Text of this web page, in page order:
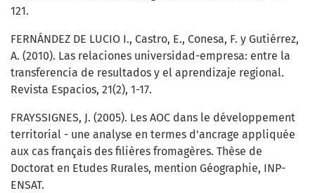
121.
FERNÁNDEZ DE LUCIO I., Castro, E., Conesa, F. y Gutiérrez,
A. (2010). Las relaciones universidad-empresa: entre la
transferencia de resultados y el aprendizaje regional.
Revista Espacios, 21(2), 1-17.
FRAYSSIGNES, J. (2005). Les AOC dans le développement
territorial - une analyse en termes d'ancrage appliquée
aux cas français des filières fromagères. Thèse de
Doctorat en Etudes Rurales, mention Géographie, INP-
ENSAT.